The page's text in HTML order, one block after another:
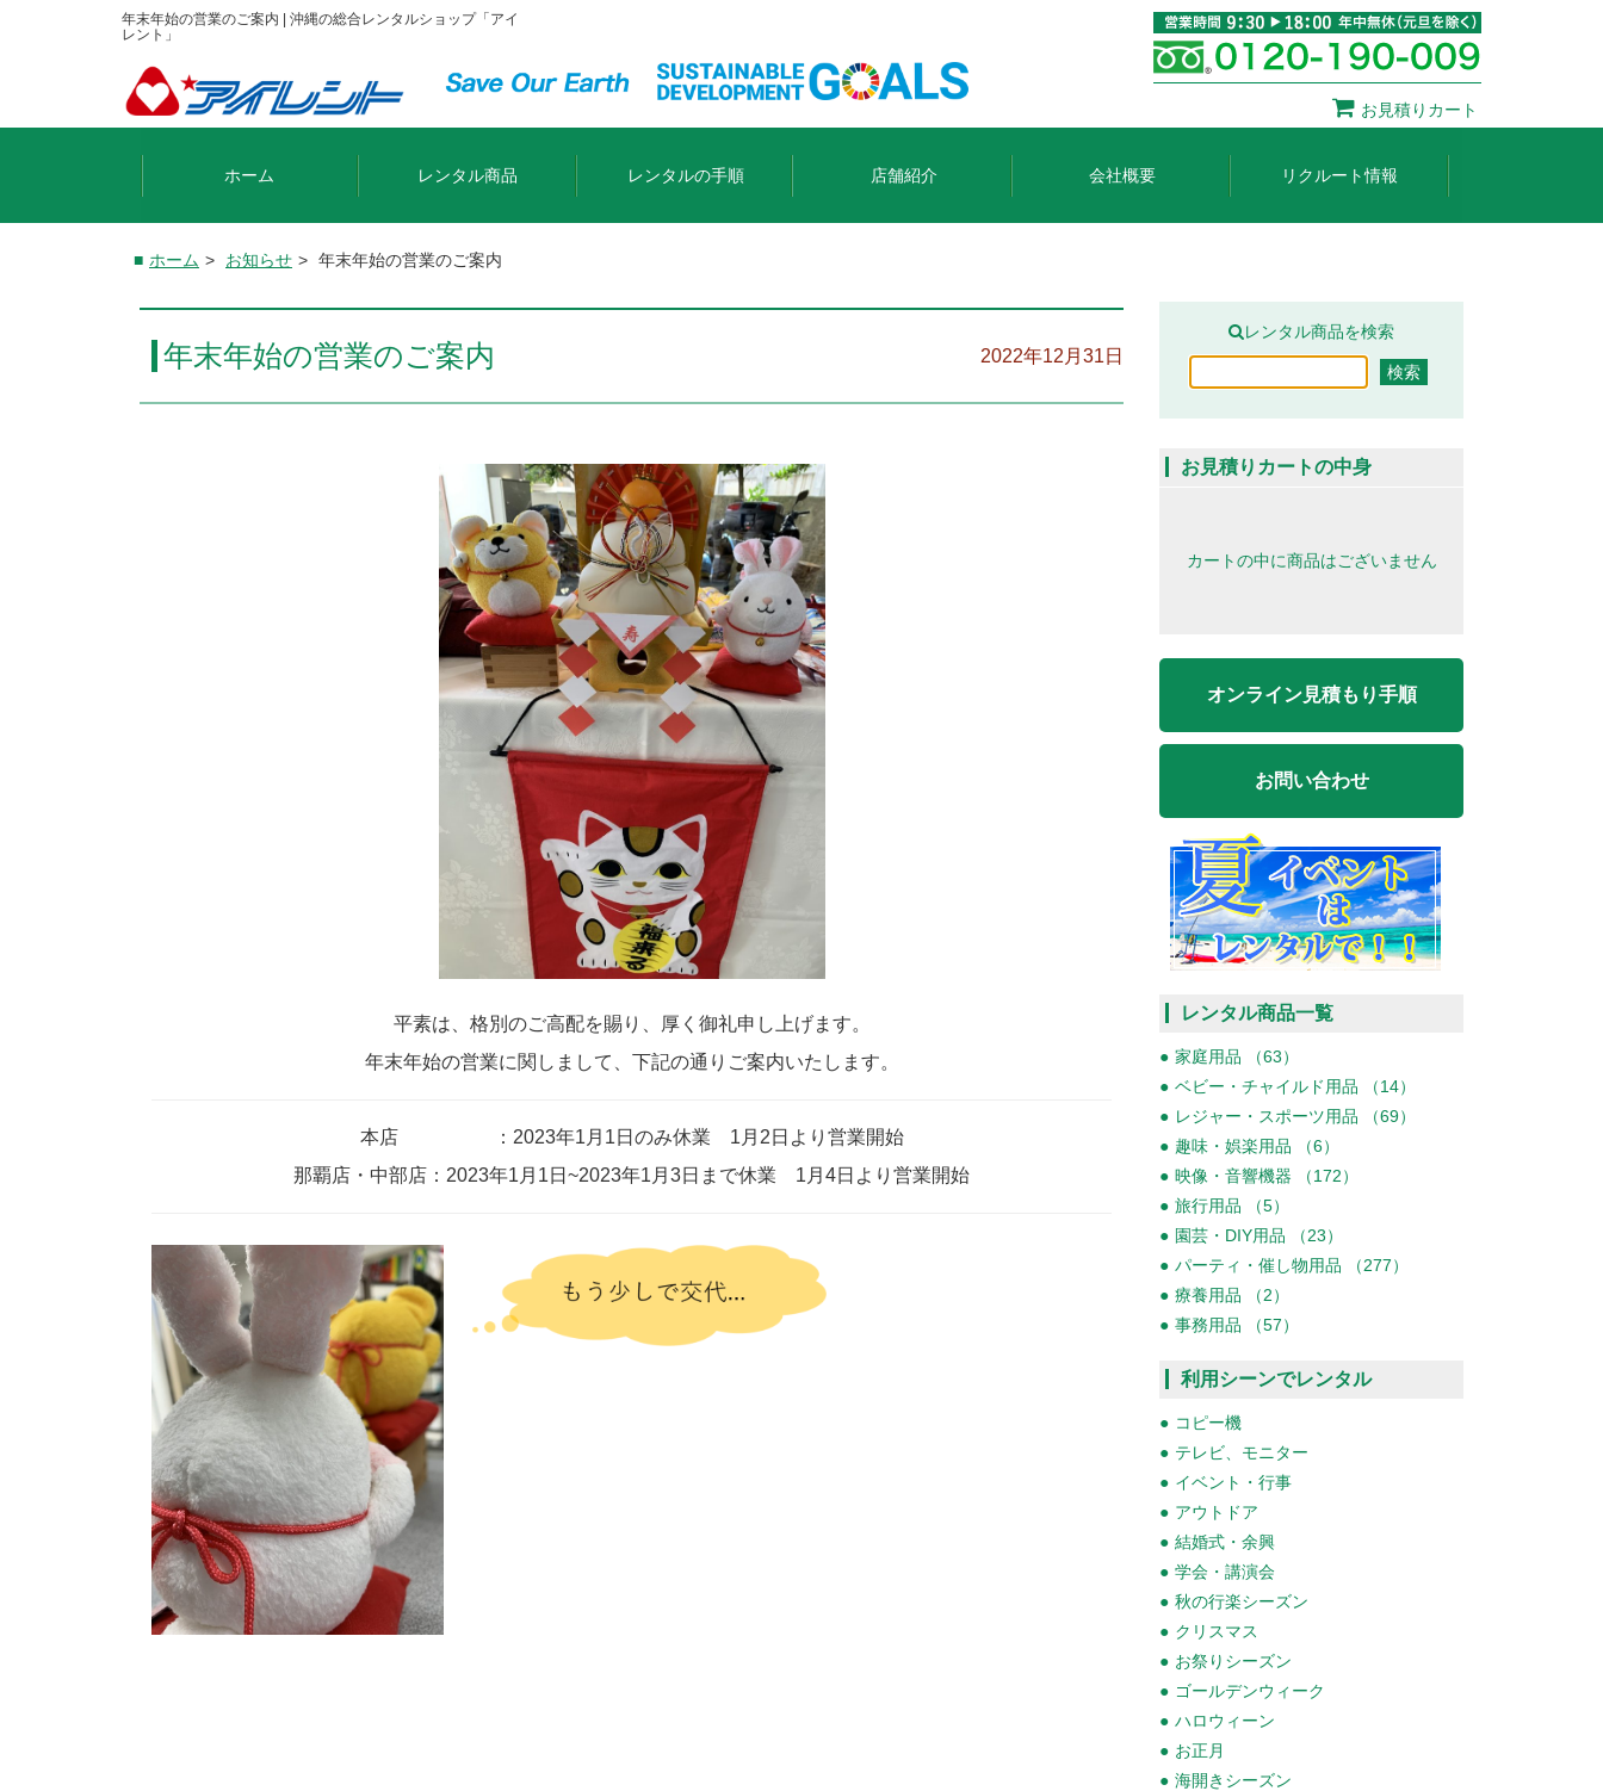
年末年始の営業のご案内 | 沖縄の総合レンタルショップ「アイ
レント」
お見積りカート
ホーム レンタル商品 レンタルの手順 店舗紹介 会社概要 リクルート情報
ホーム > お知らせ > 年末年始の営業のご案内
年末年始の営業のご案内 2022年12月31日
平素は、格別のご高配を賜り、厚く御礼申し上げます。
年末年始の営業に関しまして、下記の通りご案内いたします。
本店 ：2023年1月1日のみ休業 1月2日より営業開始
那覇店・中部店：2023年1月1日~2023年1月3日まで休業 1月4日より営業開始
レンタル商品を検索
お見積りカートの中身
カートの中に商品はございません
オンライン見積もり手順
お問い合わせ
レンタル商品一覧
家庭用品 （63）
ベビー・チャイルド用品 （14）
レジャー・スポーツ用品 （69）
趣味・娯楽用品 （6）
映像・音響機器 （172）
旅行用品 （5）
園芸・DIY用品 （23）
パーティ・催し物用品 （277）
療養用品 （2）
事務用品 （57）
利用シーンでレンタル
コピー機
テレビ、モニター
イベント・行事
アウトドア
結婚式・余興
学会・講演会
秋の行楽シーズン
クリスマス
お祭りシーズン
ゴールデンウィーク
ハロウィーン
お正月
海開きシーズン